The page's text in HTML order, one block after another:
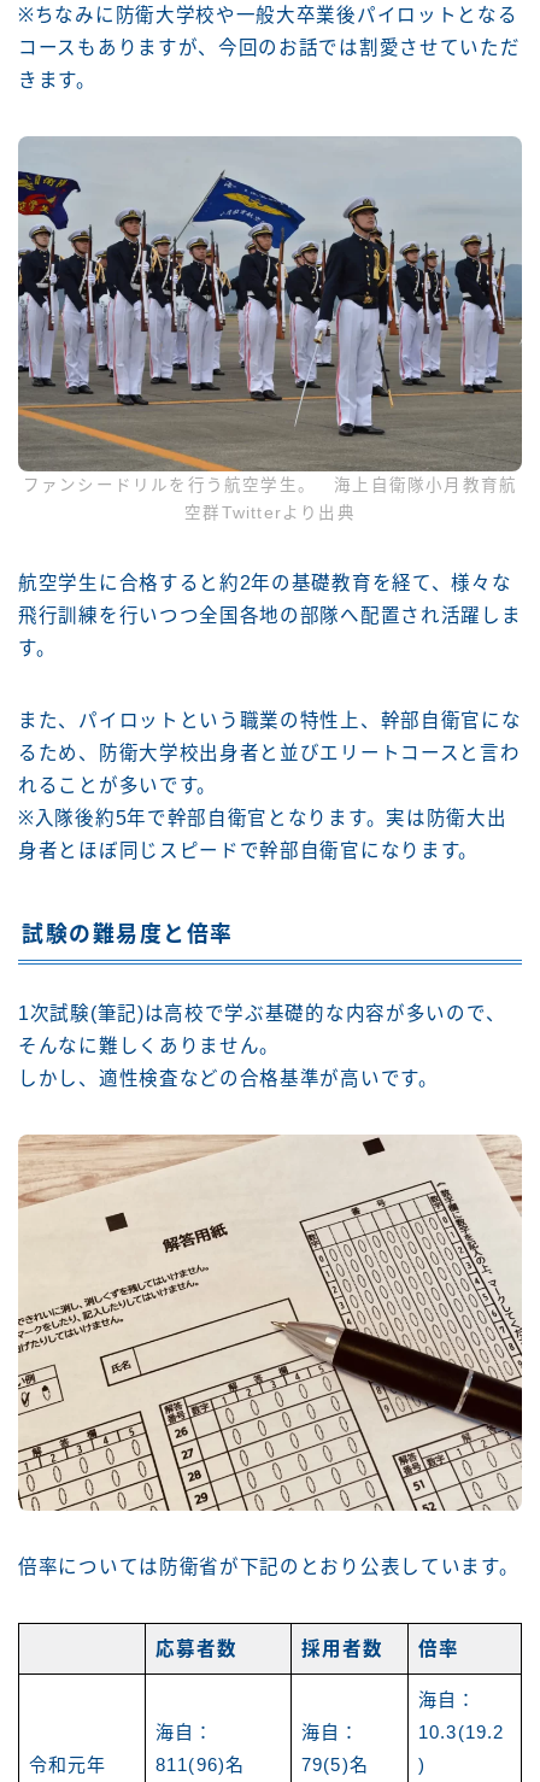
※ちなみに防衛大学校や一般大卒業後パイロットとなる
コースもありますが、今回のお話では割愛させていただ
きます。
ファンシードリルを行う航空学生。 海上自衛隊小月教育航
空群Twitterより出典
航空学生に合格すると約2年の基礎教育を経て、様々な
飛行訓練を行いつつ全国各地の部隊へ配置され活躍しま
す。
また、パイロットという職業の特性上、幹部自衛官にな
るため、防衛大学校出身者と並びエリートコースと言わ
れることが多いです。
※入隊後約5年で幹部自衛官となります。実は防衛大出
身者とほぼ同じスピードで幹部自衛官になります。
試験の難易度と倍率
1次試験(筆記)は高校で学ぶ基礎的な内容が多いので、
そんなに難しくありません。
しかし、適性検査などの合格基準が高いです。
倍率については防衛省が下記のとおり公表しています。
応募者数 採用者数 倍率
令和元年
海自：
811(96)名
海自：
79(5)名
海自：
10.3(19.2
)